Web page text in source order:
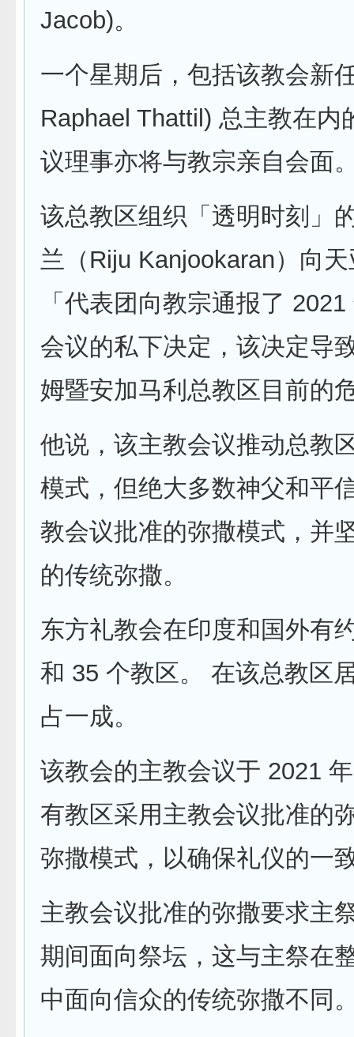
Jacob)。
一个星期后，包括该教会新
Raphael Thattil) 总主教在内
议理事亦将与教宗亲自会面
该总教区组织「透明时刻」
兰（Riju Kanjookaran）向
「代表团向教宗通报了
会议的私下决定，该决定导
姆暨安加马利总教区目前的
他说，该主教会议推动总教
模式，但绝大多数神父和平
教会议批准的弥撒模式，并
的传统弥撒。
东方礼教会在印度和国外有
和 35 个教区。 在该总教区
占一成。
该教会的主教会议于 2021
有教区采用主教会议批准的
弥撒模式，以确保礼仪的一
主教会议批准的弥撒要求主
期间面向祭坛，这与主祭在
中面向信众的传统弥撒不同